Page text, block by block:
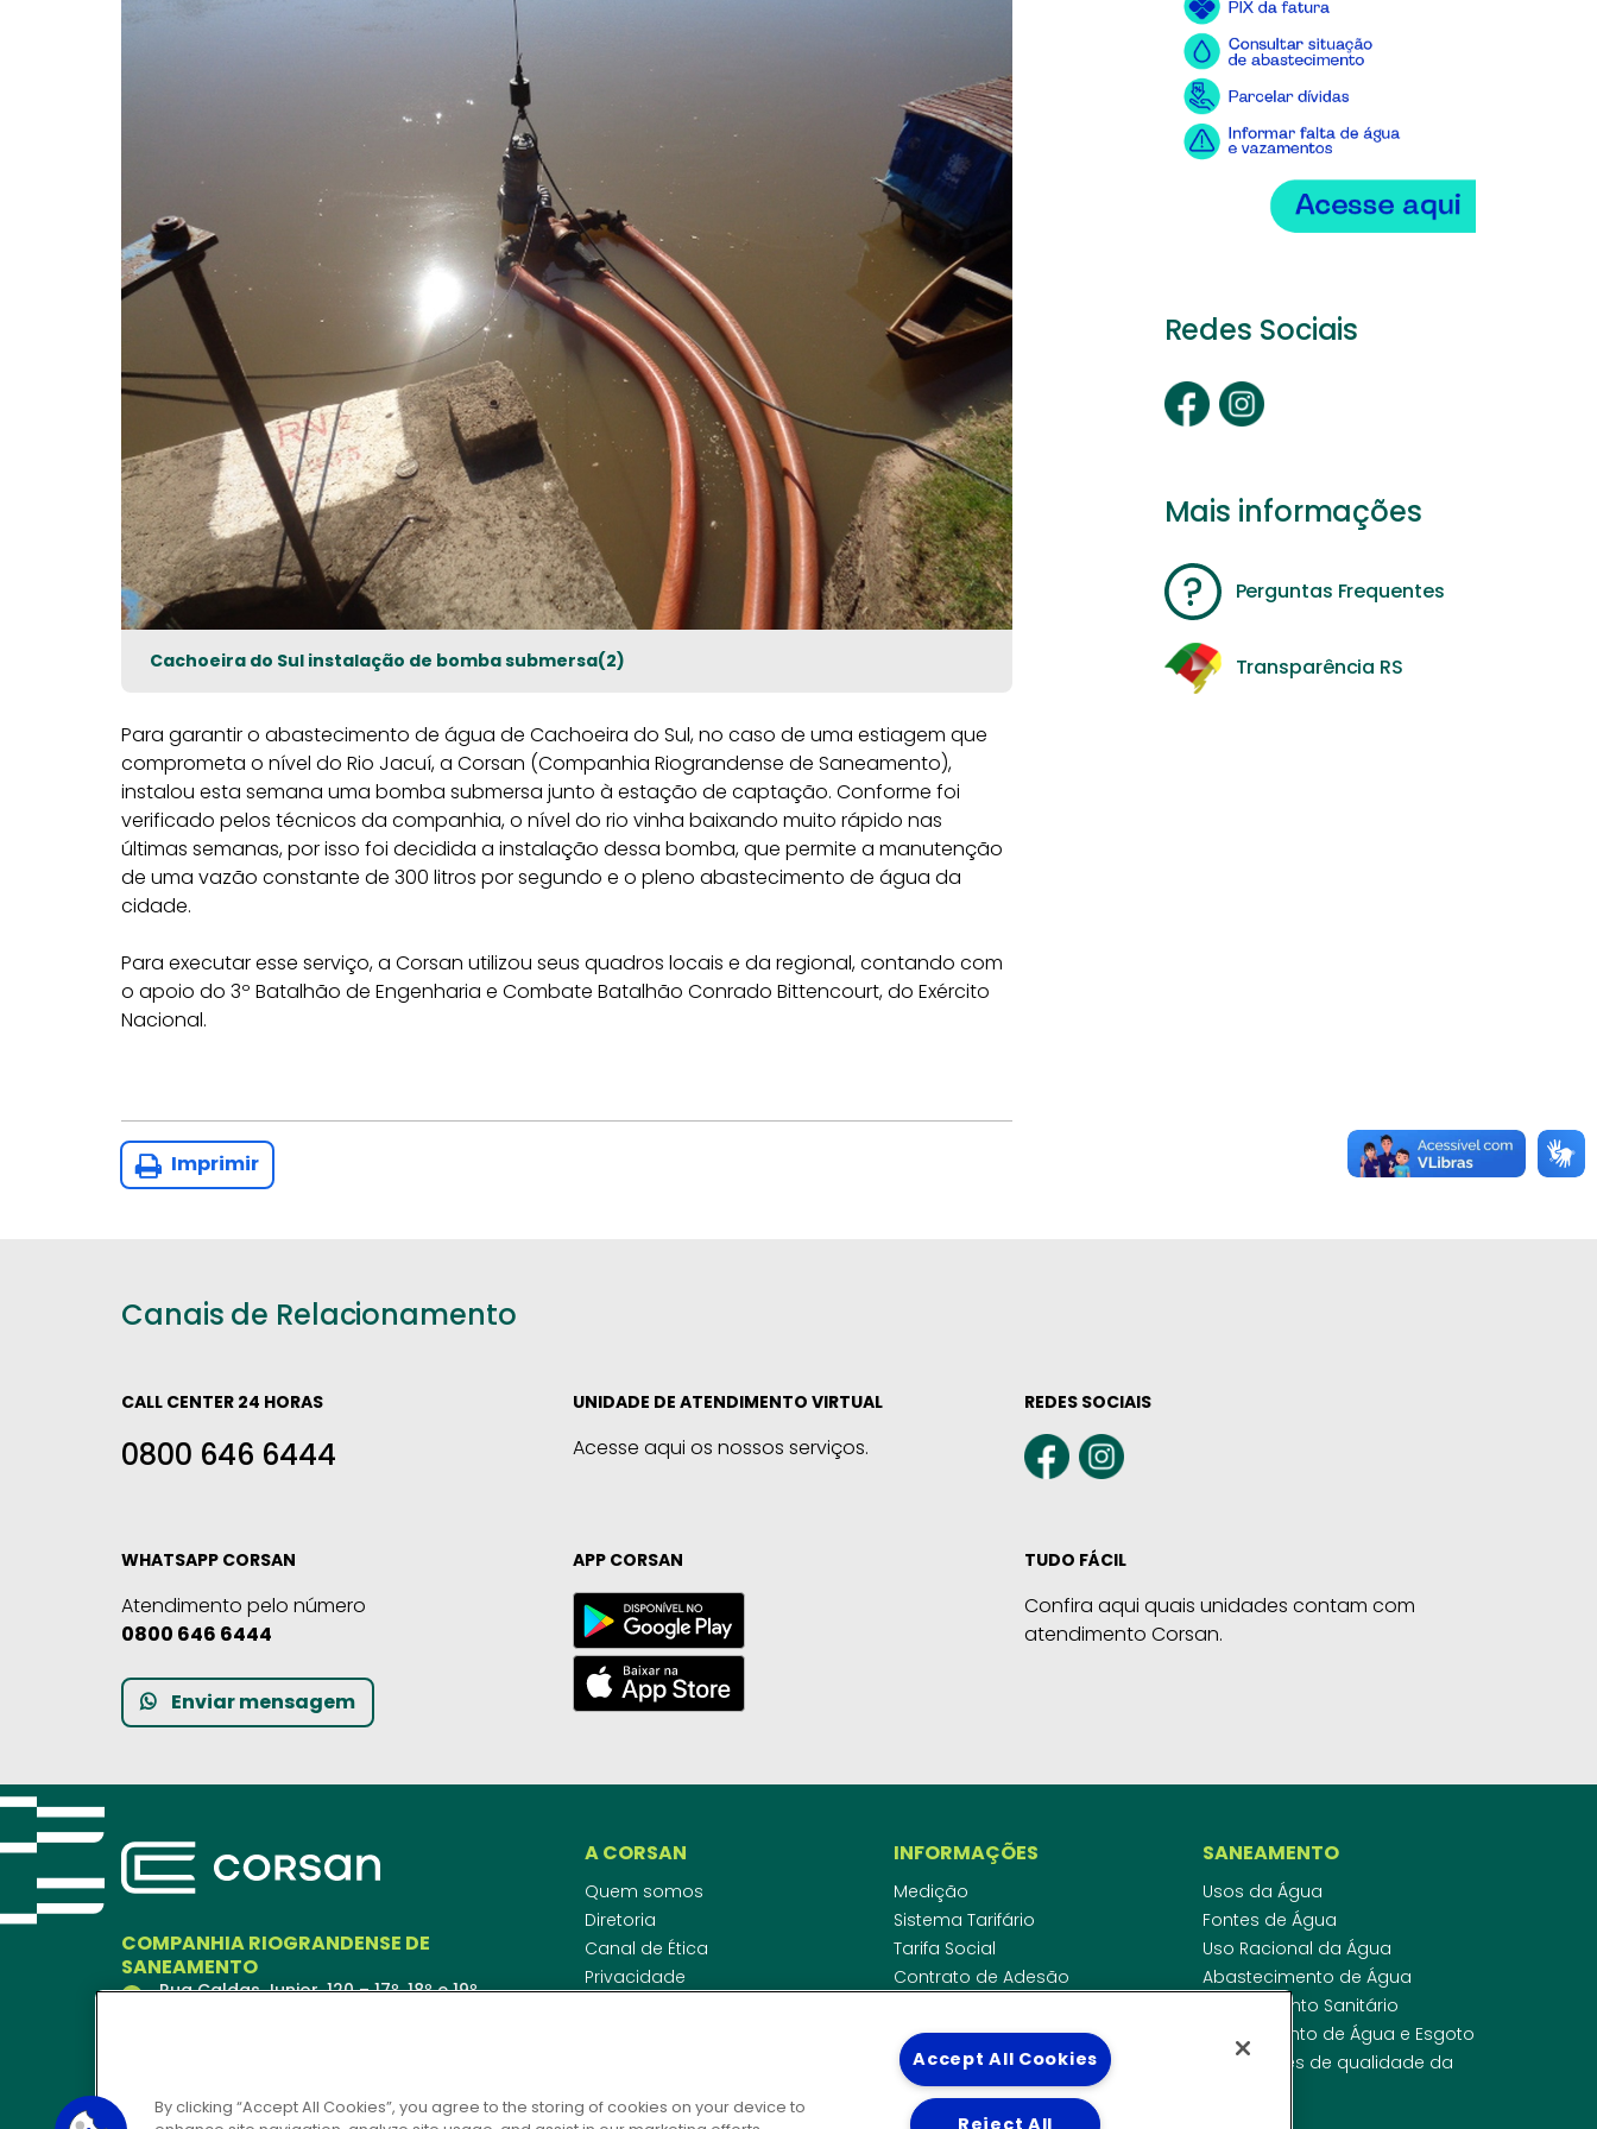
Cachoeira do Sul instalação de bomba submersa(2)
Para garantir o abastecimento de água de Cachoeira do Sul, no caso de uma estiagem que
comprometa o nível do Rio Jacuí, a Corsan (Companhia Riograndense de Saneamento),
instalou esta semana uma bomba submersa junto à estação de captação. Conforme foi
verificado pelos técnicos da companhia, o nível do rio vinha baixando muito rápido nas
últimas semanas, por isso foi decidida a instalação dessa bomba, que permite a manutenção
de uma vazão constante de 300 litros por segundo e o pleno abastecimento de água da
cidade.
Para executar esse serviço, a Corsan utilizou seus quadros locais e da regional, contando com
o apoio do 3º Batalhão de Engenharia e Combate Batalhão Conrado Bittencourt, do Exército
Nacional.
Imprimir
Redes Sociais
Mais informações
Perguntas Frequentes
Transparência RS
Canais de Relacionamento
CALL CENTER 24 HORAS
0800 646 6444
UNIDADE DE ATENDIMENTO VIRTUAL
Acesse aqui os nossos serviços.
REDES SOCIAIS
WHATSAPP CORSAN
Atendimento pelo número
0800 646 6444
Enviar mensagem
APP CORSAN TUDO FÁCIL
Confira aqui quais unidades contam com
atendimento Corsan.
COMPANHIA RIOGRANDENSE DE
SANEAMENTO
Rua Caldas Junior, 120 – 17º, 18º e 19º
A CORSAN
Quem somos
Diretoria
Canal de Ética
Privacidade
INFORMAÇÕES
Medição
Sistema Tarifário
Tarifa Social
Contrato de Adesão
Agências Reguladoras
Cobrança pela Disponibilidade
Padrão de Ligação de Água
Guia Cadastro Técnico
SANEAMENTO
Usos da Água
Fontes de Água
Uso Racional da Água
Abastecimento de Água
Esgotamento Sanitário
Regulamento de Água e Esgoto
Indicadores de qualidade da
By clicking “Accept All Cookies”, you agree to the storing of cookies on your device to
Accept All Cookies
Reject All